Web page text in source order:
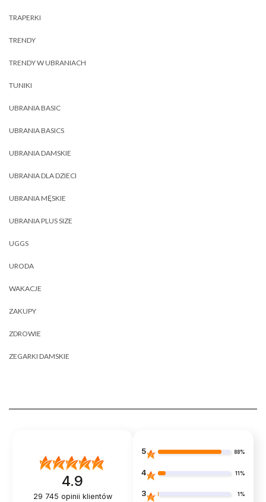
TRAPERKI
TRENDY
TRENDY W UBRANIACH
TUNIKI
UBRANIA BASIC
UBRANIA BASICS
UBRANIA DAMSKIE
UBRANIA DLA DZIECI
UBRANIA MĘSKIE
UBRANIA PLUS SIZE
UGGS
URODA
WAKACJE
ZAKUPY
ZDROWIE
ZEGARKI DAMSKIE
4.9
29 745 opinii klientów
5 88%
4 11%
3 1%